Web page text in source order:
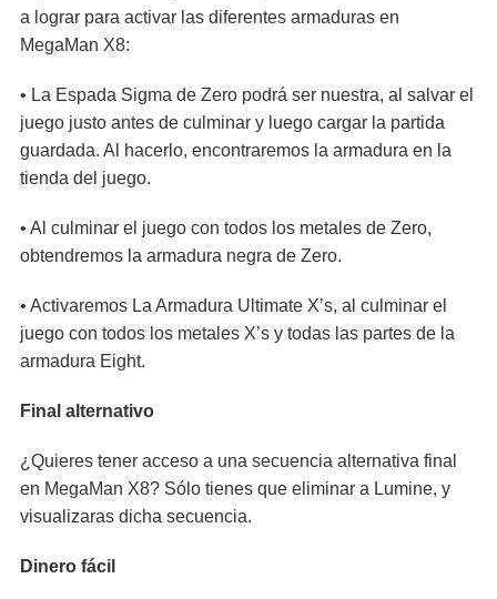
a lograr para activar las diferentes armaduras en
MegaMan X8:
• La Espada Sigma de Zero podrá ser nuestra, al salvar el
juego justo antes de culminar y luego cargar la partida
guardada. Al hacerlo, encontraremos la armadura en la
tienda del juego.
• Al culminar el juego con todos los metales de Zero,
obtendremos la armadura negra de Zero.
• Activaremos La Armadura Ultimate X’s, al culminar el
juego con todos los metales X’s y todas las partes de la
armadura Eight.
Final alternativo
¿Quieres tener acceso a una secuencia alternativa final
en MegaMan X8? Sólo tienes que eliminar a Lumine, y
visualizaras dicha secuencia.
Dinero fácil